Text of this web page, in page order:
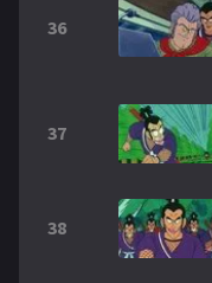
36
37
38